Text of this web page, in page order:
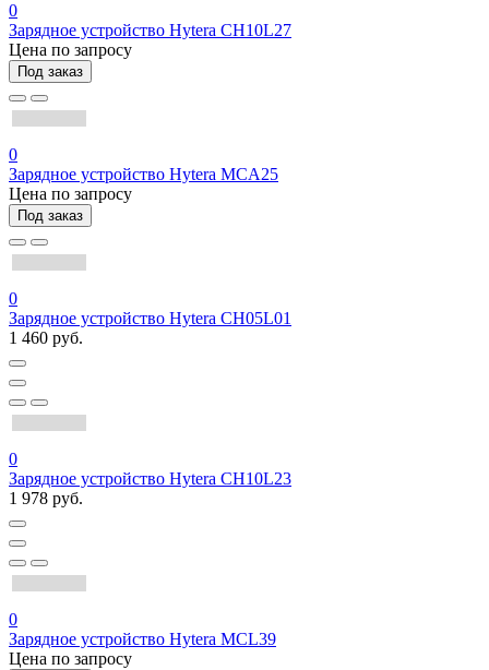
0
Зарядное устройство Hytera CH10L27
Цена по запросу
Под заказ
0
Зарядное устройство Hytera MCA25
Цена по запросу
Под заказ
0
Зарядное устройство Hytera CH05L01
1 460 руб.
0
Зарядное устройство Hytera CH10L23
1 978 руб.
0
Зарядное устройство Hytera MCL39
Цена по запросу